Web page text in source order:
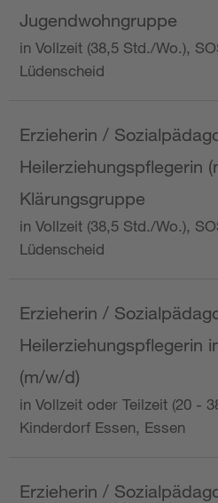
Jugendwohngruppe
in Vollzeit (38,5 Std./Wo.),
Lüdenscheid
Erzieherin /
Heilerziehungspflegerin
Klärungsgruppe
in Vollzeit (38,5 Std./Wo.),
Lüdenscheid
Erzieherin /
Heilerziehungspflegerin
(m/w/d)
in Vollzeit oder Teilzeit (20 -
Kinderdorf Essen, Essen
Erzieherin /